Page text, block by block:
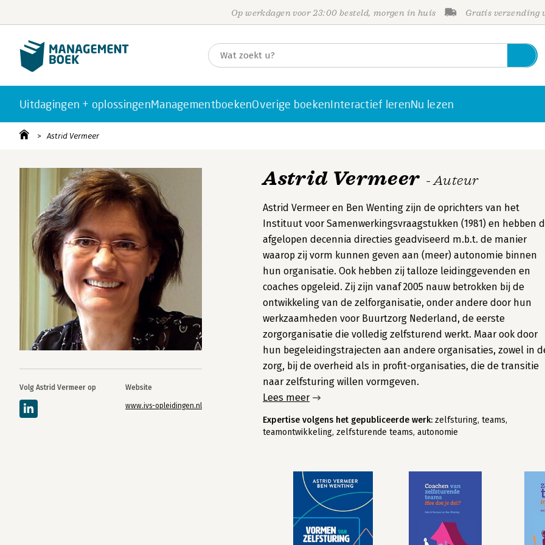
Op werkdagen voor 23:00 besteld, morgen in huis Gratis verzending
Uitdagingen + oplossingenManagementboekenOverige boekenInteractief lerenNu lezen
Astrid Vermeer
Volg Astrid Vermeer op Website
www.ivs-opleidingen.nl
Astrid Vermeer - Auteur
Astrid Vermeer en Ben Wenting zijn de oprichters van het
Instituut voor Samenwerkingsvraagstukken (1981) en hebben
afgelopen decennia directies geadviseerd m.b.t. de manier
waarop zij vorm kunnen geven aan (meer) autonomie binnen
hun organisatie. Ook hebben zij talloze leidinggevenden en
coaches opgeleid. Zij zijn vanaf 2005 nauw betrokken bij de
ontwikkeling van de zelforganisatie, onder andere door hun
werkzaamheden voor Buurtzorg Nederland, de eerste
zorgorganisatie die volledig zelfsturend werkt. Maar ook door
hun begeleidingstrajecten aan andere organisaties, zowel in
zorg, bij de overheid als in profit-organisaties, die de transitie
naar zelfsturing willen vormgeven.
Lees meer
Expertise volgens het gepubliceerde werk: zelfsturing, teams,
teamontwikkeling, zelfsturende teams, autonomie